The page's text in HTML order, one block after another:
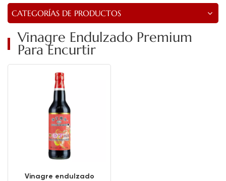
CATEGORÍAS DE PRODUCTOS
Vinagre Endulzado Premium
Para Encurtir
Vinagre endulzado